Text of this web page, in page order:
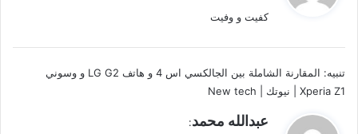
ل
كفيت و وفيت
تنبيه:
المقارنة الشاملة بين الجالكسي اس 4 و هاتف LG G2 و وسوني
Xperia Z1 | نيوتك | New tech
ي
عبدالله محمد: